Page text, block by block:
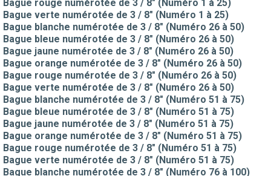
Bague rouge numérotée de 3 / 8" (Numéro 1 à 25)
Bague verte numérotée de 3 / 8" (Numéro 1 à 25)
Bague blanche numérotée de 3 / 8" (Numéro 26 à 50)
Bague bleue numérotée de 3 / 8" (Numéro 26 à 50)
Bague jaune numérotée de 3 / 8" (Numéro 26 à 50)
Bague orange numérotée de 3 / 8" (Numéro 26 à 50)
Bague rouge numérotée de 3 / 8" (Numéro 26 à 50)
Bague verte numérotée de 3 / 8" (Numéro 26 à 50)
Bague blanche numérotée de 3 / 8" (Numéro 51 à 75)
Bague bleue numérotée de 3 / 8" (Numéro 51 à 75)
Bague jaune numérotée de 3 / 8" (Numéro 51 à 75)
Bague orange numérotée de 3 / 8" (Numéro 51 à 75)
Bague rouge numérotée de 3 / 8" (Numéro 51 à 75)
Bague verte numérotée de 3 / 8" (Numéro 51 à 75)
Bague blanche numérotée de 3 / 8" (Numéro 76 à 100)